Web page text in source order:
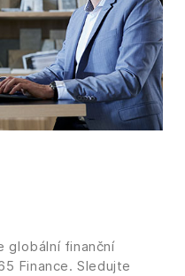
globální finanční
Finance. Sledujte